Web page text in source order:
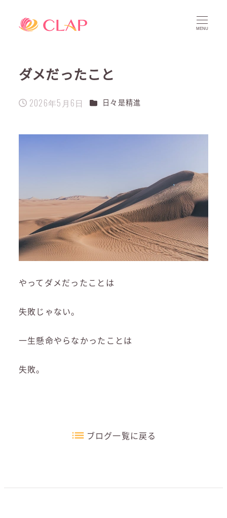
MENU
ダメだったこと
投稿日
2026年5月6日 カテゴリー
日々是精進
やってダメだったことは
失敗じゃない。
一生懸命やらなかったことは
失敗。
ブログ一覧に戻る